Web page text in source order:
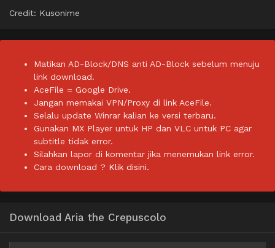
Credit: Kusonime
Matikan AD-Block/DNS anti AD-Block sebelum menuju
link download.
AceFile = Google Drive.
Jangan memakai VPN/Proxy di link AceFile.
Selalu update Winrar kalian ke versi terbaru.
Gunakan MX Player untuk HP dan VLC untuk PC agar
subtitle tidak error.
Silahkan lapor di komentar jika menemukan link error.
Cara download ? Klik disini.
Download Aria the Crepuscolo